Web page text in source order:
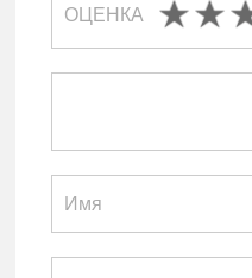
ОЦЕНКА